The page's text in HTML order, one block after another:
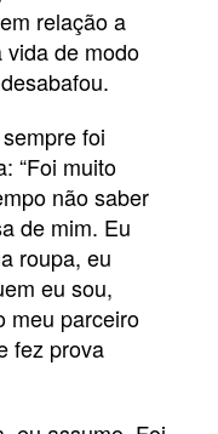
relação a
vida de modo
foi
“Foi muito
não saber
de mim. Eu
roupa, eu
eu sou,
meu parceiro
fez prova